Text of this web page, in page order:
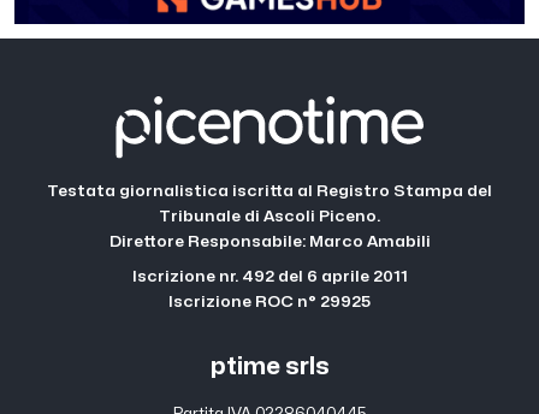
Testata giornalistica iscritta al Registro Stampa del
Tribunale di Ascoli Piceno.
Direttore Responsabile: Marco Amabili
Iscrizione nr. 492 del 6 aprile 2011
Iscrizione ROC n° 29925
ptime srls